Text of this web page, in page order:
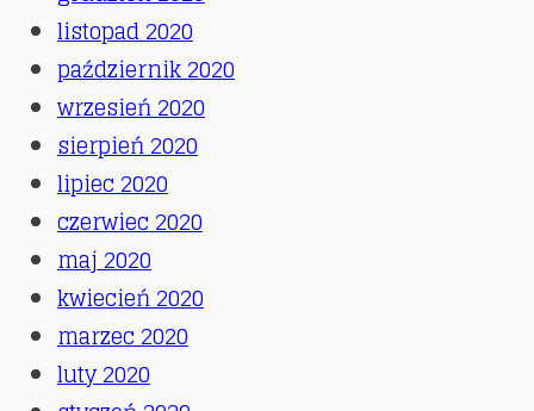
listopad 2020
październik 2020
wrzesień 2020
sierpień 2020
lipiec 2020
czerwiec 2020
maj 2020
kwiecień 2020
marzec 2020
luty 2020